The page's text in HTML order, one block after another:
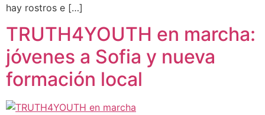
hay rostros e […]
TRUTH4YOUTH en marcha:
jóvenes a Sofia y nueva
formación local